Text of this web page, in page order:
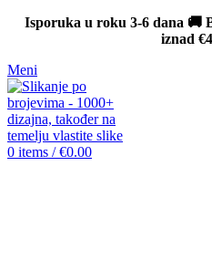
Isporuka u roku 3-6 dana 🚚
iznad
Meni
0 items / €0.00